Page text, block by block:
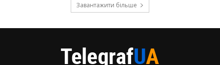
Завантажити більше